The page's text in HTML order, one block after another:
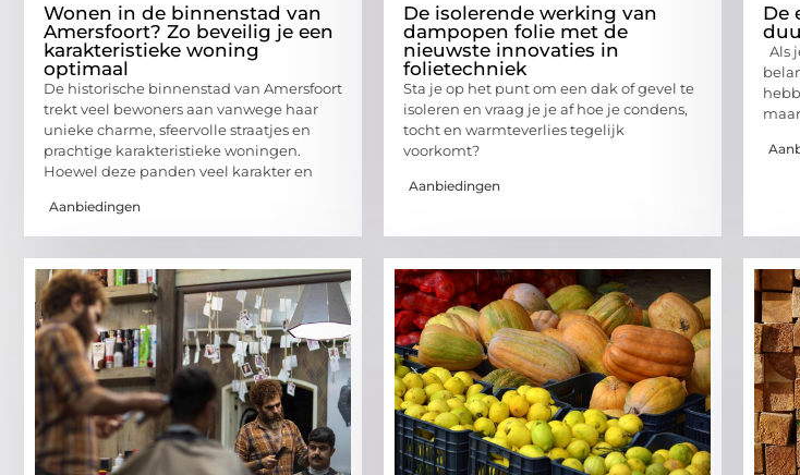
Wonen in de binnenstad van
Amersfoort? Zo beveilig je een
karakteristieke woning
optimaal
De historische binnenstad van Amersfoort
trekt veel bewoners aan vanwege haar
unieke charme, sfeervolle straatjes en
prachtige karakteristieke woningen.
Hoewel deze panden veel karakter en
Aanbiedingen
De isolerende werking van
dampopen folie met de
nieuwste innovaties in
folietechniek
Sta je op het punt om een dak of gevel te
isoleren en vraag je je af hoe je condens,
tocht en warmteverlies tegelijk
voorkomt?
Aanbiedingen
De
Als